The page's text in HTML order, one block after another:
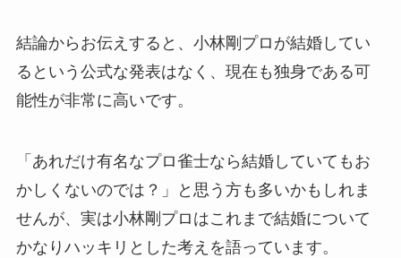
結論からお伝えすると、小林剛プロが結婚してい
るという公式な発表はなく、現在も独身である可
能性が非常に高いです。
「あれだけ有名なプロ雀士なら結婚していてもお
かしくないのでは？」と思う方も多いかもしれま
せんが、実は小林剛プロはこれまで結婚について
かなりハッキリとした考えを語っています。